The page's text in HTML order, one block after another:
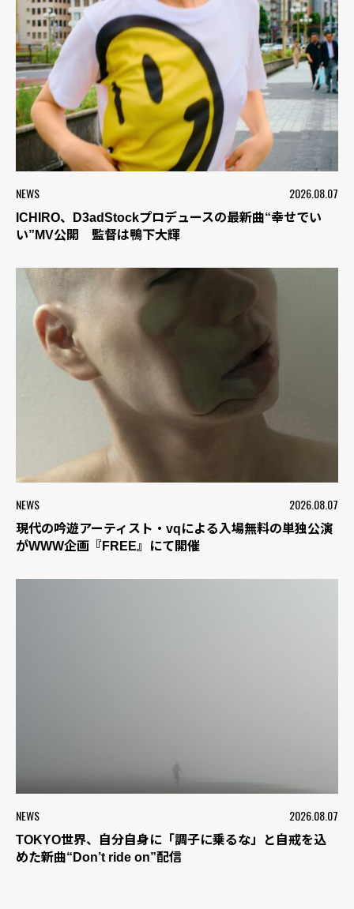
NEWS 2026.08.07
ICHIRO、D3adStockプロデュースの最新曲“幸せでい
い”MV公開 監督は鴨下大輝
NEWS 2026.08.07
現代の吟遊アーティスト・vqによる入場無料の単独公演
がWWW企画『FREE』にて開催
NEWS 2026.08.07
TOKYO世界、自分自身に「調子に乗るな」と自戒を込
めた新曲“Don’t ride on”配信